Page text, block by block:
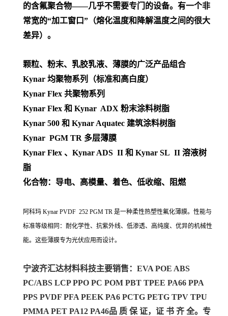
的含氟聚合物——几乎不需要专门的设备。有一个非
常宽的“加工窗口”（熔化温度和降解温度之间的很大
差异）。
颗粒、粉末、乳胶乳液、薄膜的广泛产品组合
Kynar 均聚物系列（标准和高白度）
Kynar Flex 共聚物系列
Kynar Flex 和 Kynar ADX 粉末涂料树脂
Kynar 500 和 Kynar Aquatec 建筑涂料树脂
Kynar PGM TR 多层薄膜
Kynar Flex 、Kynar ADS II 和 Kynar SL II 溶液树
脂
化合物：导电、高模量、着色、低收缩、阻燃
阿科玛 Kynar PVDF 252 PGM TR 是一种柔性热塑性氟化薄膜。性能与
标准等级相同：耐化学性、抗紫外线、低渗透、高纯度、优异的机械性
能。这些薄膜专为光伏应用而设计。
宁波齐汇达材料科技主要销售：EVA POE ABS
PC/ABS LCP PPO PC POM PBT TPEE PA66 PPA
PPS PVDF PFA PEEK PA6 PCTG PETG TPV TPU
PMMA PET PA12 PA46品 质 保 证，证 书 齐 全。专